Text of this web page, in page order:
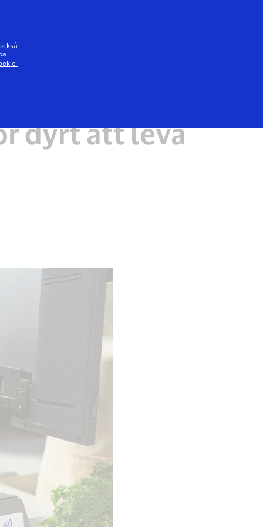
dyrt att leva